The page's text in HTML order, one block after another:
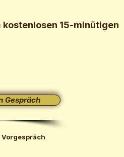
kostenlosen 15-minütigen
Gespräch